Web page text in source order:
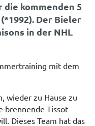
kommenden 5
Der Bieler
in der NHL
mit dem
wieder zu Hause zu
brennende Tissot-
Dieses Team hat das